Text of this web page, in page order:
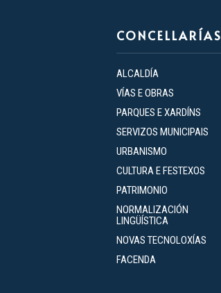
CONCELLARÍAS
ALCALDÍA
VÍAS E OBRAS
PARQUES E XARDÍNS
SERVIZOS MUNICIPAIS
URBANISMO
CULTURA E FESTEXOS
PATRIMONIO
NORMALIZACIÓN
LINGÜÍSTICA
NOVAS TECNOLOXÍAS
FACENDA